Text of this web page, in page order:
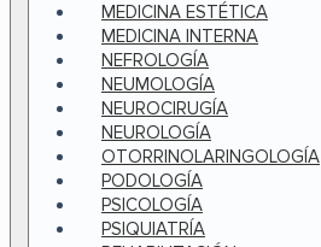
MEDICINA ESTÉTICA
MEDICINA INTERNA
NEFROLOGÍA
NEUMOLOGÍA
NEUROCIRUGÍA
NEUROLOGÍA
OTORRINOLARINGOLOGÍA
PODOLOGÍA
PSICOLOGÍA
PSIQUIATRÍA